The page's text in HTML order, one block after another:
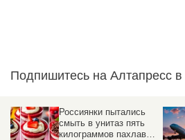
Подпишитесь на Алтапресс в
Россиянки пытались
смыть в унитаз пять
килограммов пахлавы